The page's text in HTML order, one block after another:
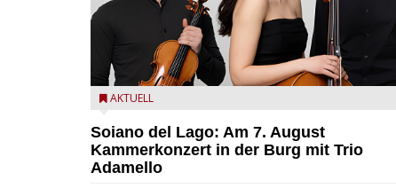
Trio Adamello
AKTUELL
Soiano del Lago: Am 7. August
Kammerkonzert in der Burg mit Trio
Adamello